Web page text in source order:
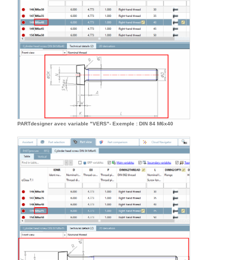
PARTdesigner avec variable "VERS"- Exemple : DIN 84 M6x40